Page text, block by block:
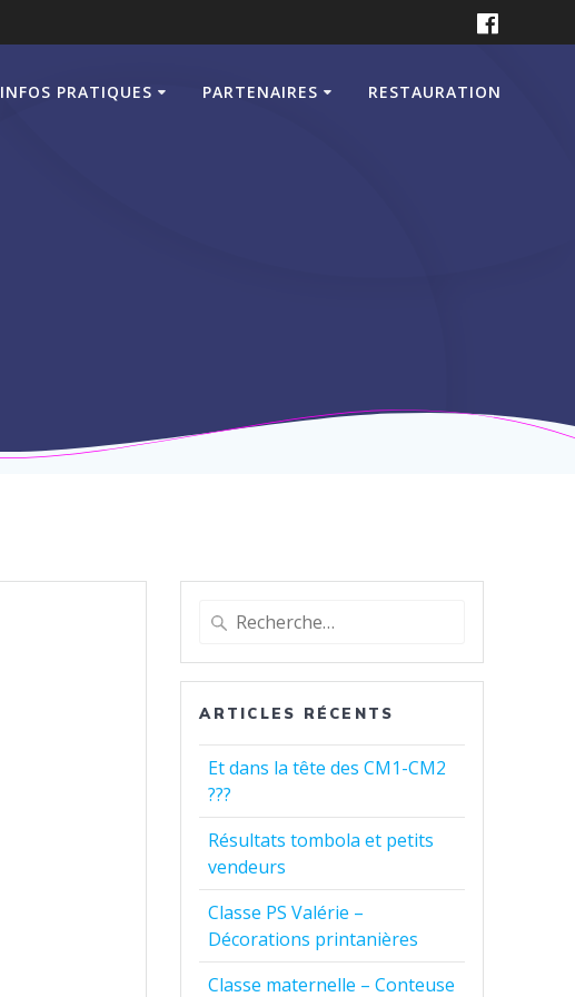
INFOS PRATIQUES PARTENAIRES RESTAURATION
Recherche
:
ARTICLES RÉCENTS
Et dans la tête des CM1-CM2
???
Résultats tombola et petits
vendeurs
Classe PS Valérie –
Décorations printanières
Classe maternelle – Conteuse